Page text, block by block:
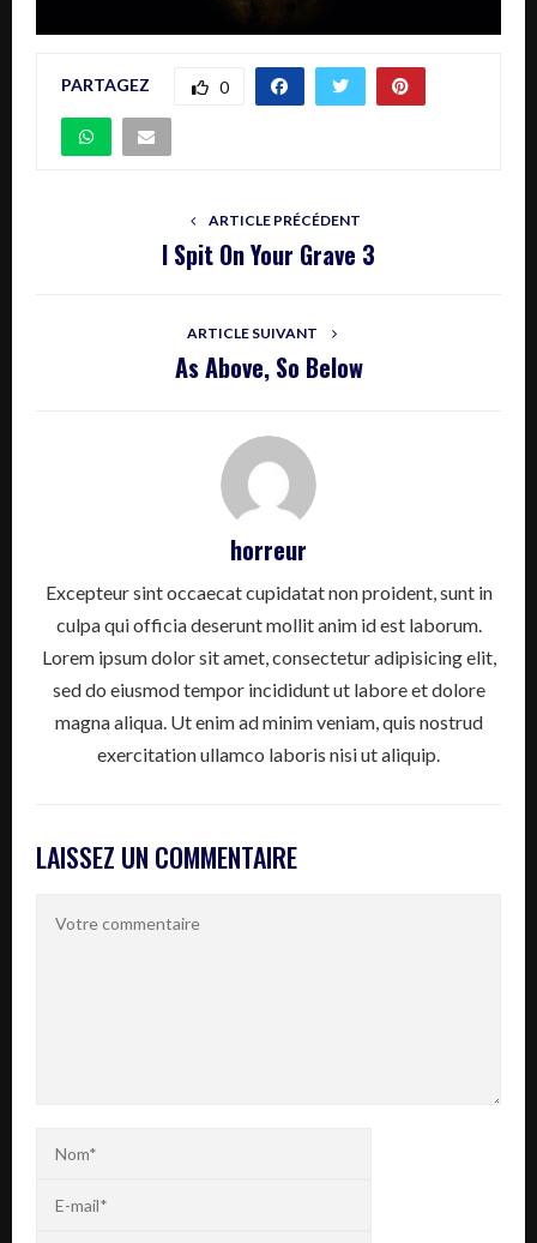
PARTAGEZ 0
ARTICLE PRÉCÉDENT
I Spit On Your Grave 3
ARTICLE SUIVANT
As Above, So Below
horreur
Excepteur sint occaecat cupidatat non proident, sunt in
culpa qui officia deserunt mollit anim id est laborum.
Lorem ipsum dolor sit amet, consectetur adipisicing elit,
sed do eiusmod tempor incididunt ut labore et dolore
magna aliqua. Ut enim ad minim veniam, quis nostrud
exercitation ullamco laboris nisi ut aliquip.
LAISSEZ UN COMMENTAIRE